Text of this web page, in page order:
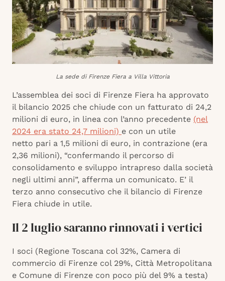
La sede di Firenze Fiera a Villa Vittoria
L’assemblea dei soci di Firenze Fiera ha approvato
il bilancio 2025 che chiude con un fatturato di 24,2
milioni di euro, in linea con l’anno precedente (nel
2024 era stato 24,7 milioni) e con un utile
netto pari a 1,5 milioni di euro, in contrazione (era
2,36 milioni), “confermando il percorso di
consolidamento e sviluppo intrapreso dalla società
negli ultimi anni”, afferma un comunicato. E’ il
terzo anno consecutivo che il bilancio di Firenze
Fiera chiude in utile.
Il 2 luglio saranno rinnovati i vertici
I soci (Regione Toscana col 32%, Camera di
commercio di Firenze col 29%, Città Metropolitana
e Comune di Firenze con poco più del 9% a testa)